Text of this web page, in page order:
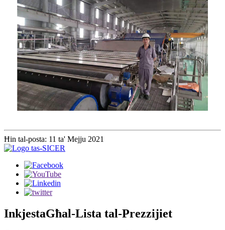
Ħin tal-posta: 11 ta' Mejju 2021
InkjestaGħal-Lista tal-Prezzijiet